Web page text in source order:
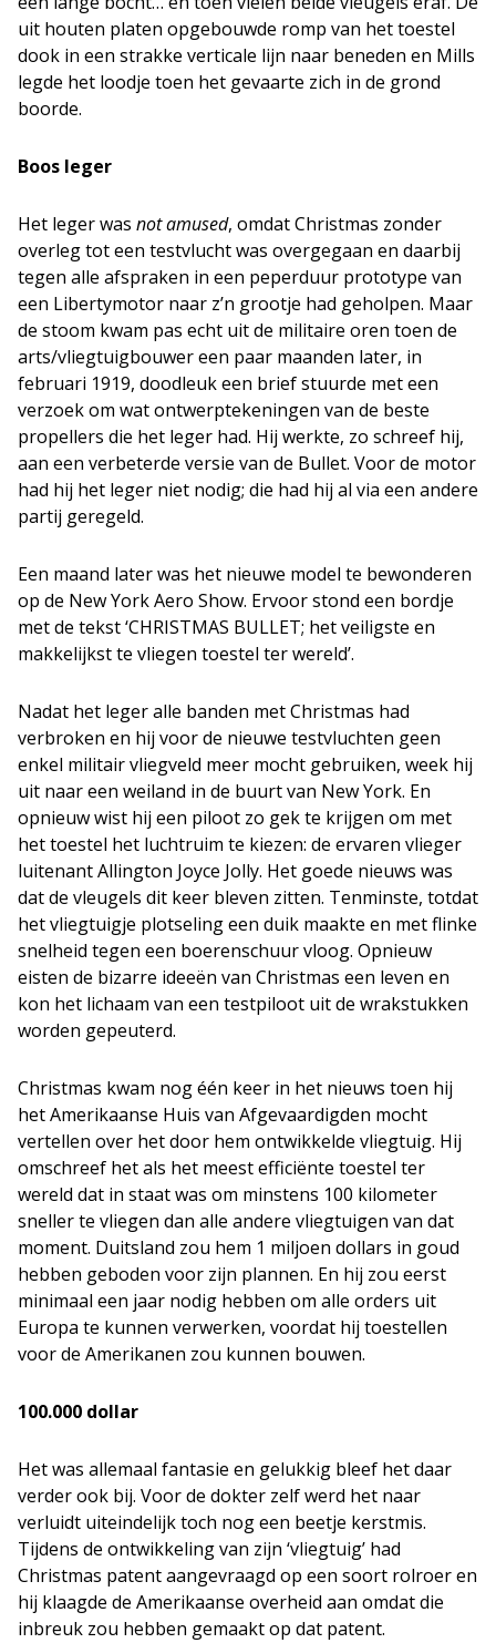
uit houten platen opgebouwde romp van het toestel
dook in een strakke verticale lijn naar beneden en Mills
legde het loodje toen het gevaarte zich in de grond
boorde.
Boos leger
Het leger was not amused, omdat Christmas zonder
overleg tot een testvlucht was overgegaan en daarbij
tegen alle afspraken in een peperduur prototype van
een Libertymotor naar z’n grootje had geholpen. Maar
de stoom kwam pas echt uit de militaire oren toen de
arts/vliegtuigbouwer een paar maanden later, in
februari 1919, doodleuk een brief stuurde met een
verzoek om wat ontwerptekeningen van de beste
propellers die het leger had. Hij werkte, zo schreef hij,
aan een verbeterde versie van de Bullet. Voor de motor
had hij het leger niet nodig; die had hij al via een andere
partij geregeld.
Een maand later was het nieuwe model te bewonderen
op de New York Aero Show. Ervoor stond een bordje
met de tekst ‘CHRISTMAS BULLET; het veiligste en
makkelijkst te vliegen toestel ter wereld’.
Nadat het leger alle banden met Christmas had
verbroken en hij voor de nieuwe testvluchten geen
enkel militair vliegveld meer mocht gebruiken, week hij
uit naar een weiland in de buurt van New York. En
opnieuw wist hij een piloot zo gek te krijgen om met
het toestel het luchtruim te kiezen: de ervaren vlieger
luitenant Allington Joyce Jolly. Het goede nieuws was
dat de vleugels dit keer bleven zitten. Tenminste, totdat
het vliegtuigje plotseling een duik maakte en met flinke
snelheid tegen een boerenschuur vloog. Opnieuw
eisten de bizarre ideeën van Christmas een leven en
kon het lichaam van een testpiloot uit de wrakstukken
worden gepeuterd.
Christmas kwam nog één keer in het nieuws toen hij
het Amerikaanse Huis van Afgevaardigden mocht
vertellen over het door hem ontwikkelde vliegtuig. Hij
omschreef het als het meest efficiënte toestel ter
wereld dat in staat was om minstens 100 kilometer
sneller te vliegen dan alle andere vliegtuigen van dat
moment. Duitsland zou hem 1 miljoen dollars in goud
hebben geboden voor zijn plannen. En hij zou eerst
minimaal een jaar nodig hebben om alle orders uit
Europa te kunnen verwerken, voordat hij toestellen
voor de Amerikanen zou kunnen bouwen.
100.000 dollar
Het was allemaal fantasie en gelukkig bleef het daar
verder ook bij. Voor de dokter zelf werd het naar
verluidt uiteindelijk toch nog een beetje kerstmis.
Tijdens de ontwikkeling van zijn ‘vliegtuig’ had
Christmas patent aangevraagd op een soort rolroer en
hij klaagde de Amerikaanse overheid aan omdat die
inbreuk zou hebben gemaakt op dat patent.